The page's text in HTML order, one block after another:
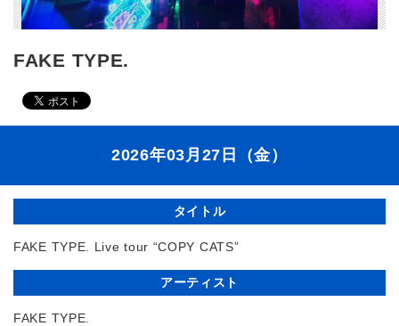
FAKE TYPE.
2026年03月27日（金）
タイトル
FAKE TYPE. Live tour “COPY CATS”
アーティスト
FAKE TYPE.